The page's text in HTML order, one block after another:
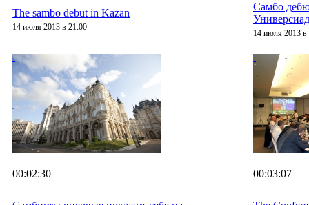
The sambo debut in Kazan
14 июля 2013 в 21:00
Самбо
14 июля 2013 в
00:02:30 00:03:07